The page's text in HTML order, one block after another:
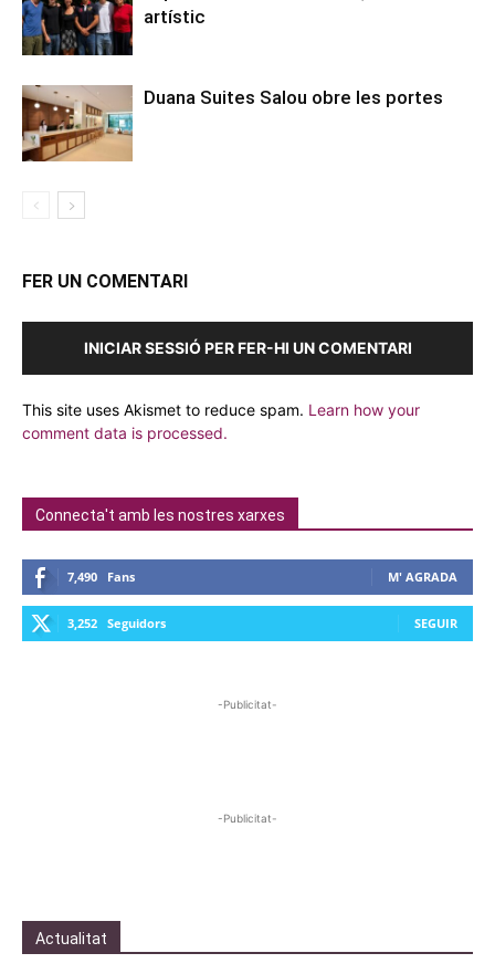
artístic
Duana Suites Salou obre les portes
FER UN COMENTARI
INICIAR SESSIÓ PER FER-HI UN COMENTARI
This site uses Akismet to reduce spam. Learn how your
comment data is processed.
Connecta't amb les nostres xarxes
7,490 Fans M' AGRADA
3,252 Seguidors SEGUIR
-Publicitat-
-Publicitat-
Actualitat